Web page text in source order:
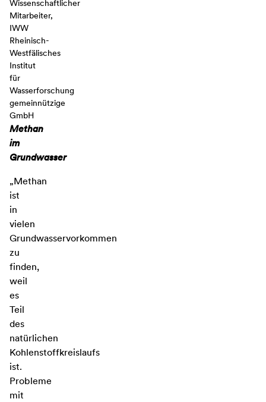
Wissenschaftlicher
Mitarbeiter,
IWW
Rheinisch-
Westfälisches
Institut
für
Wasserforschung
gemeinnützige
GmbH
Methan
im
Grundwasser
„Methan
ist
in
vielen
Grundwasservorkommen
zu
finden,
weil
es
Teil
des
natürlichen
Kohlenstoffkreislaufs
ist.
Probleme
mit